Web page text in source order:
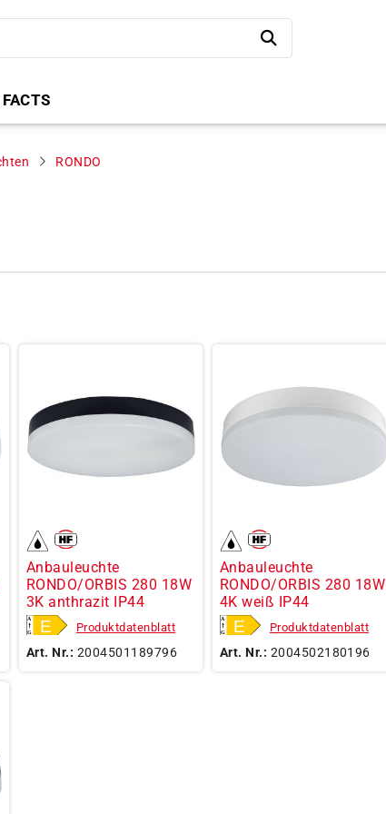
RONDO
Anbauleuchte
RONDO/ORBIS 280 18W
3K anthrazit IP44
Produktdatenblatt
Art. Nr.: 2004501189796
Anbauleuchte
RONDO/ORBIS 280 18W
4K weiß IP44
Produktdatenblatt
Art. Nr.: 2004502180196